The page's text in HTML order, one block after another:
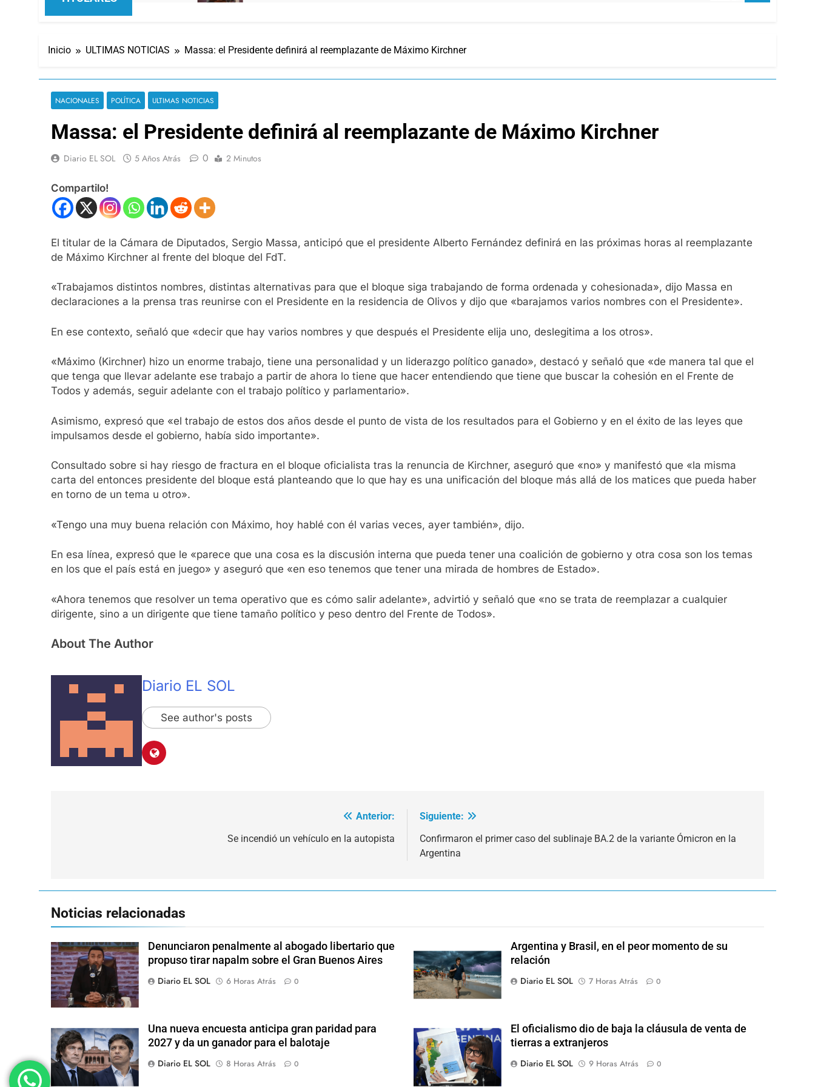
Inicio ULTIMAS NOTICIAS Massa: el Presidente definirá al reemplazante de Máximo Kirchner
NACIONALES POLÍTICA ULTIMAS NOTICIAS
Massa: el Presidente definirá al reemplazante de Máximo Kirchner
Diario EL SOL 5 Años Atrás 0 2 Minutos
Compartilo!
El titular de la Cámara de Diputados, Sergio Massa, anticipó que el presidente Alberto Fernández definirá en las próximas horas al reemplazante
de Máximo Kirchner al frente del bloque del FdT.
«Trabajamos distintos nombres, distintas alternativas para que el bloque siga trabajando de forma ordenada y cohesionada», dijo Massa en
declaraciones a la prensa tras reunirse con el Presidente en la residencia de Olivos y dijo que «barajamos varios nombres con el Presidente».
En ese contexto, señaló que «decir que hay varios nombres y que después el Presidente elija uno, deslegitima a los otros».
«Máximo (Kirchner) hizo un enorme trabajo, tiene una personalidad y un liderazgo político ganado», destacó y señaló que «de manera tal que el
que tenga que llevar adelante ese trabajo a partir de ahora lo tiene que hacer entendiendo que tiene que buscar la cohesión en el Frente de
Todos y además, seguir adelante con el trabajo político y parlamentario».
Asimismo, expresó que «el trabajo de estos dos años desde el punto de vista de los resultados para el Gobierno y en el éxito de las leyes que
impulsamos desde el gobierno, había sido importante».
Consultado sobre si hay riesgo de fractura en el bloque oficialista tras la renuncia de Kirchner, aseguró que «no» y manifestó que «la misma
carta del entonces presidente del bloque está planteando que lo que hay es una unificación del bloque más allá de los matices que pueda haber
en torno de un tema u otro».
«Tengo una muy buena relación con Máximo, hoy hablé con él varias veces, ayer también», dijo.
En esa línea, expresó que le «parece que una cosa es la discusión interna que pueda tener una coalición de gobierno y otra cosa son los temas
en los que el país está en juego» y aseguró que «en eso tenemos que tener una mirada de hombres de Estado».
«Ahora tenemos que resolver un tema operativo que es cómo salir adelante», advirtió y señaló que «no se trata de reemplazar a cualquier
dirigente, sino a un dirigente que tiene tamaño político y peso dentro del Frente de Todos».
About The Author
Diario EL SOL
See author's posts
Anterior:
Se incendió un vehículo en la autopista
Siguiente:
Confirmaron el primer caso del sublinaje BA.2 de la variante Ómicron en la
Argentina
Noticias relacionadas
Denunciaron penalmente al abogado libertario que
propuso tirar napalm sobre el Gran Buenos Aires
Diario EL SOL
6 Horas Atrás 0
Argentina y Brasil, en el peor momento de su
relación
Diario EL SOL
7 Horas Atrás 0
Una nueva encuesta anticipa gran paridad para
2027 y da un ganador para el balotaje
Diario EL SOL
8 Horas Atrás 0
El oficialismo dio de baja la cláusula de venta de
tierras a extranjeros
Diario EL SOL
9 Horas Atrás 0